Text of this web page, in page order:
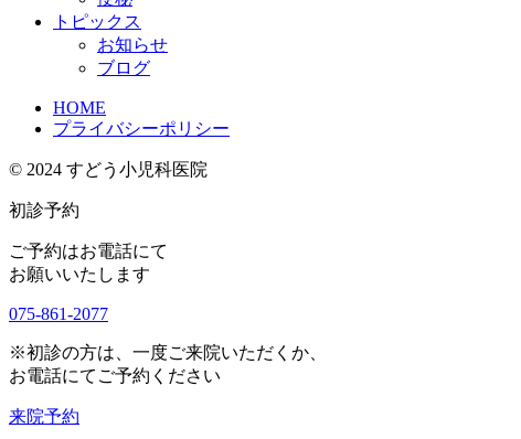
トピックス
お知らせ
ブログ
HOME
プライバシーポリシー
© 2024 すどう小児科医院
初診予約
ご予約はお電話にて
お願いいたします
075-861-2077
※初診の方は、一度ご来院いただくか、
お電話にてご予約ください
来院予約